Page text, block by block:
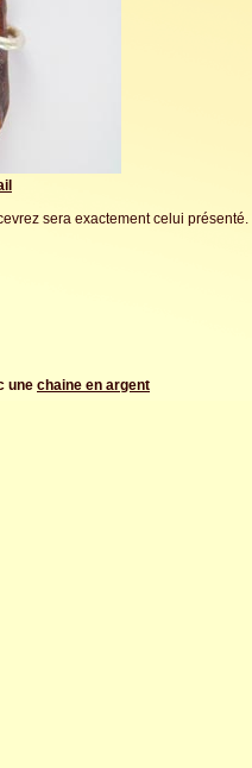
sera exactement celui présenté.
une chaine en argent